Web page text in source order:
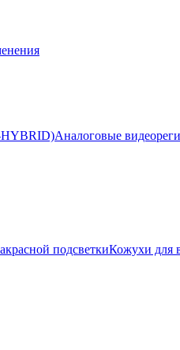
HYBRID)Аналоговые
подсветкиКожухи для